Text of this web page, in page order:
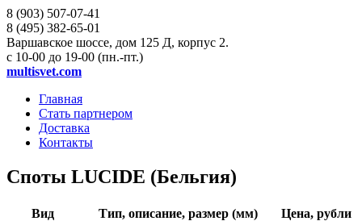
8 (903) 507-07-41
8 (495) 382-65-01
Варшавское шоссе, дом 125 Д, корпус 2.
с 10-00 до 19-00 (пн.-пт.)
multisvet.com
Главная
Стать партнером
Доставка
Контакты
Споты LUCIDE (Бельгия)
Вид Тип, описание, размер (мм) Цена, рубли